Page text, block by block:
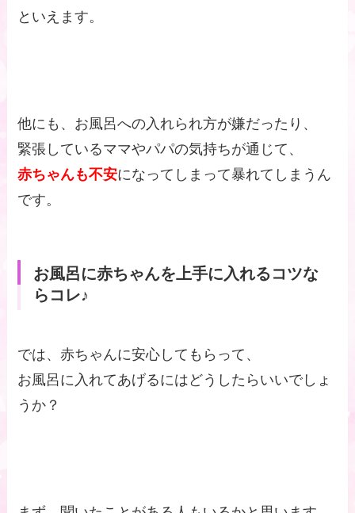
といえます。
他にも、お風呂への入れられ方が嫌だったり、
緊張しているママやパパの気持ちが通じて、
赤ちゃんも不安になってしまって暴れてしまうん
です。
お風呂に赤ちゃんを上手に入れるコツな
らコレ♪
では、赤ちゃんに安心してもらって、
お風呂に入れてあげるにはどうしたらいいでしょ
うか？